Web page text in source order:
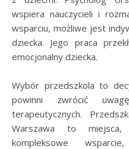
wspiera nauczycieli i
wsparciu, możliwe jest
dziecka. Jego praca
emocjonalny dziecka.
Wybór przedszkola to
powinni zwrócić
terapeutycznych.
Warszawa to
kompleksowe